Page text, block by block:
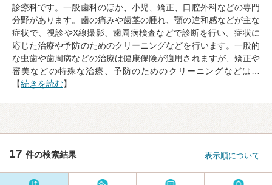
診療科です。一般歯科のほか、小児、矯正、口腔外科などの専門
分野があります。歯の痛みや歯茎の腫れ、顎の違和感などが主な
症状で、視診やX線撮影、歯周病検査などで診断を行い、症状に
応じた治療や予防のためのクリーニングなどを行います。一般的
な虫歯や歯周病などの治療は健康保険が適用されますが、矯正や
審美などの特殊な治療、予防のためのクリーニングなどは…
【続きを読む】
17 件の検索結果 表示順について